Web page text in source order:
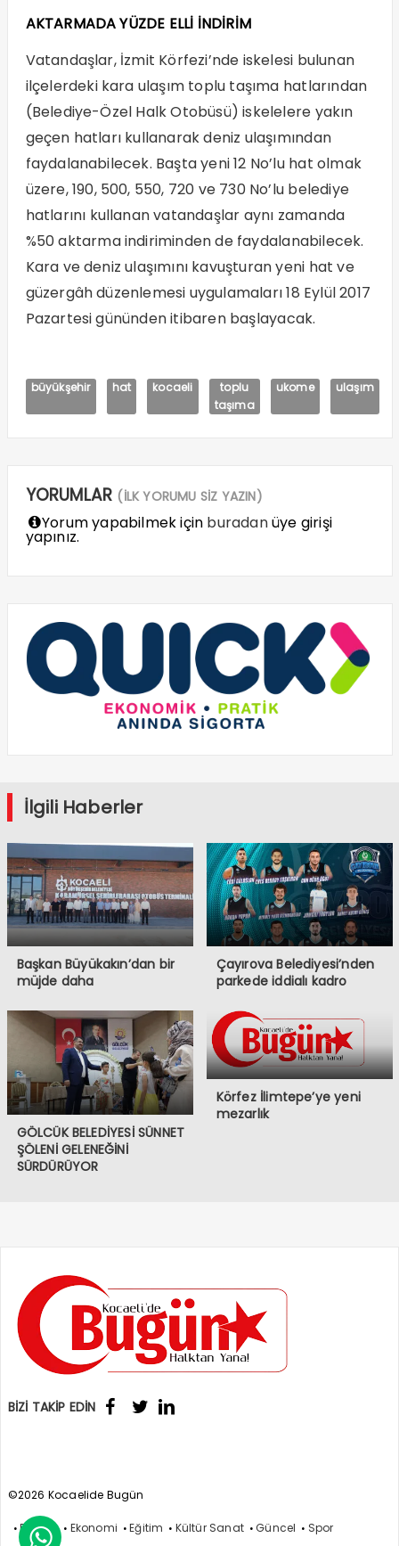
AKTARMADA YÜZDE ELLİ İNDİRİM
Vatandaşlar, İzmit Körfezi’nde iskelesi bulunan
ilçelerdeki kara ulaşım toplu taşıma hatlarından
(Belediye-Özel Halk Otobüsü) iskelelere yakın
geçen hatları kullanarak deniz ulaşımından
faydalanabilecek. Başta yeni 12 No’lu hat olmak
üzere, 190, 500, 550, 720 ve 730 No’lu belediye
hatlarını kullanan vatandaşlar aynı zamanda
%50 aktarma indiriminden de faydalanabilecek.
Kara ve deniz ulaşımını kavuşturan yeni hat ve
güzergâh düzenlemesi uygulamaları 18 Eylül 2017
Pazartesi gününden itibaren başlayacak.
büyükşehir hat kocaeli
toplu
taşıma
ukome ulaşım
YORUMLAR (İLK YORUMU SİZ YAZIN)
Yorum yapabilmek için buradanüye girişi
yapınız.
İlgili Haberler
Başkan Büyükakın’dan bir
müjde daha
Çayırova Belediyesi’nden
parkede iddialı kadro
GÖLCÜK BELEDİYESİ SÜNNET
ŞÖLENİ GELENEĞİNİ
SÜRDÜRÜYOR
Körfez İlimtepe’ye yeni
mezarlık
BİZİ TAKİP EDİN
©2026 Kocaelide Bugün
Politika Ekonomi Eğitim Kültür Sanat Güncel
Spor
